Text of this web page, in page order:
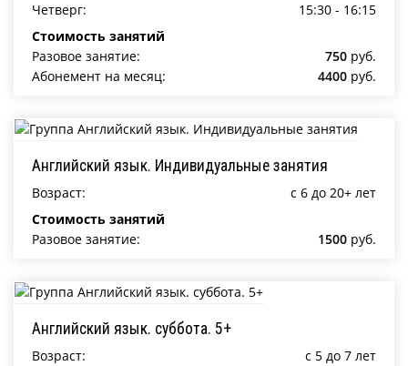
Четверг:
15:30 - 16:15
Стоимость занятий
Разовое занятие:
750 руб.
Абонемент на месяц:
4400 руб.
Английский язык. Индивидуальные занятия
Возраст:
c 6 до 20+ лет
Стоимость занятий
Разовое занятие:
1500 руб.
Английский язык. суббота. 5+
Возраст:
c 5 до 7 лет